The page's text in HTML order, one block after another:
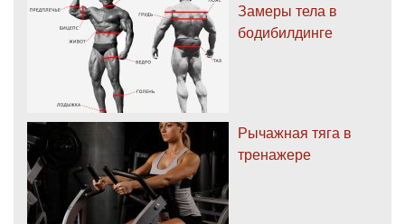
Замеры тела в
бодибилдинге
Рычажная тяга в
тренажере